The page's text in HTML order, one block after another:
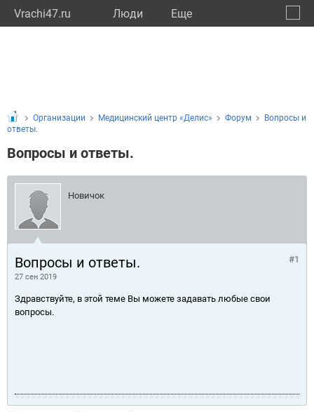
Vrachi47.ru Люди Eще
Организации Медицинский центр «Делис» Форум
Вопросы и
ответы.
Вопросы и ответы.
Новичок
Вопросы и ответы.
27 сен 2019
#1
Здравствуйте, в этой теме Вы можете задавать любые свои
вопросы.